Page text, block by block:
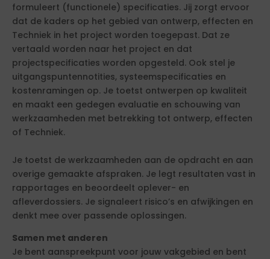
formuleert (functionele) specificaties. Jij zorgt ervoor
dat de kaders op het gebied van ontwerp, effecten en
Techniek in het project worden toegepast. Dat ze
vertaald worden naar het project en dat
projectspecificaties worden opgesteld. Ook stel je
uitgangspuntennotities, systeemspecificaties en
kostenramingen op. Je toetst ontwerpen op kwaliteit
en maakt een gedegen evaluatie en schouwing van
werkzaamheden met betrekking tot ontwerp, effecten
of Techniek.
Je toetst de werkzaamheden aan de opdracht en aan
overige gemaakte afspraken. Je legt resultaten vast in
rapportages en beoordeelt oplever- en
afleverdossiers. Je signaleert risico’s en afwijkingen en
denkt mee over passende oplossingen.
Samen met anderen
Je bent aanspreekpunt voor jouw vakgebied en bent